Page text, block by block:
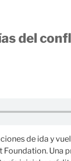
del
de ida y
Una